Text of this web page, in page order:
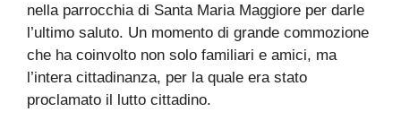
nella parrocchia di Santa Maria Maggiore per darle
l’ultimo saluto. Un momento di grande commozione
che ha coinvolto non solo familiari e amici, ma
l’intera cittadinanza, per la quale era stato
proclamato il lutto cittadino.